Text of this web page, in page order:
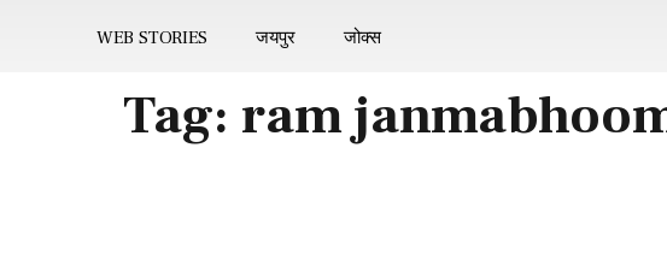
WEB STORIES जयपुर जोक्स
Tag: ram